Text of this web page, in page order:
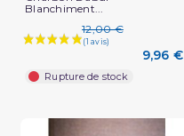
Blanchiment...
12,00 €
9,96 €
Rupture de stock